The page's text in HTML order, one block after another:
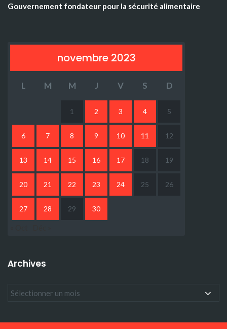
Gouvernement fondateur pour la sécurité alimentaire
novembre 2023
L M M J V S D
1 2 3 4 5
6 7 8 9 10 11 12
13 14 15 16 17 18 19
20 21 22 23 24 25 26
27 28 29 30
Archives